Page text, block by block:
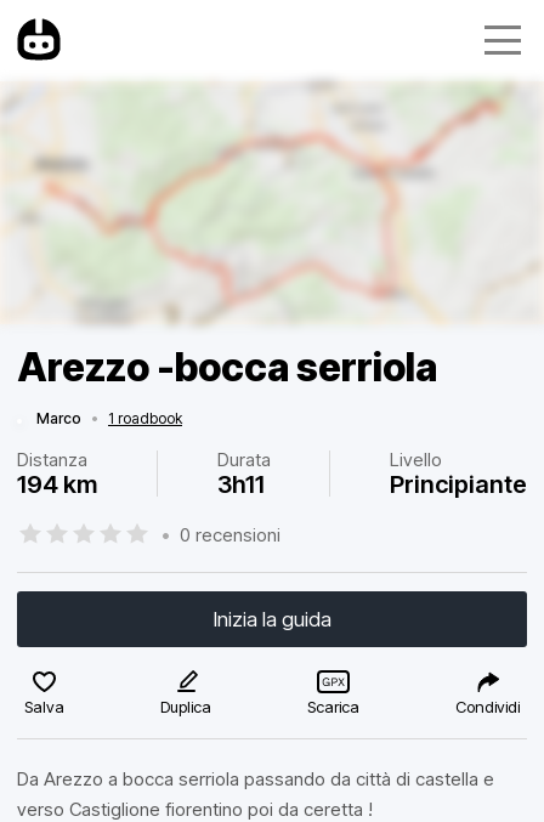
Arezzo -bocca serriola
Marco • 1 roadbook
Distanza
194 km
Durata
3h11
Livello
Principiante
• 0 recensioni
Inizia la guida
Salva Duplica Scarica Condividi
Da Arezzo a bocca serriola passando da città di castella e
verso Castiglione fiorentino poi da ceretta !